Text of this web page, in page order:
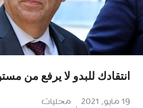
انتقادك للبدو لا يرفع من
19 مايو، 2021 محليات